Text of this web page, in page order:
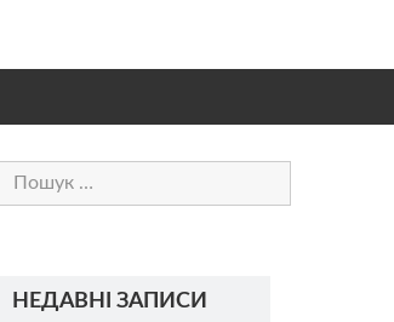
Пошук:
НЕДАВНІ ЗАПИСИ